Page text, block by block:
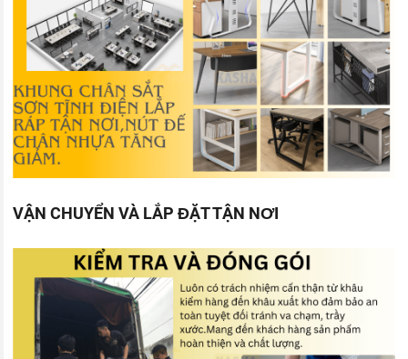
VẬN CHUYỂN VÀ LẮP ĐẶT TẬN NƠI